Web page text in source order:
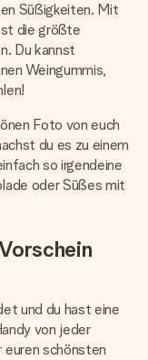
Süßigkeiten. Mit
die größte
Du kannst
Weingummis,
Foto von euch
du es zu einem
so irgendeine
oder Süßes mit
und du hast eine
von jeder
euren schönsten